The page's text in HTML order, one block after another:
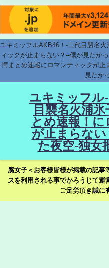
ユキミッフルAKB46！-二代目襲名
ィックが止まらない？--僕が見たか
愕まとめ速報にロマンティックが
見たか
ユキミッフル
目襲名火浦
とめ速報！
が止まらな
た夜空-独女
腐女子＜お客様皆様が掲載の記事
スを利用される事でかろうじて
ご足労頂き誠に